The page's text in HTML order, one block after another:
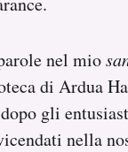
nel mio
di Ardua
gli
nella